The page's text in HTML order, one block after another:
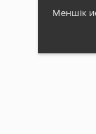
Меншік